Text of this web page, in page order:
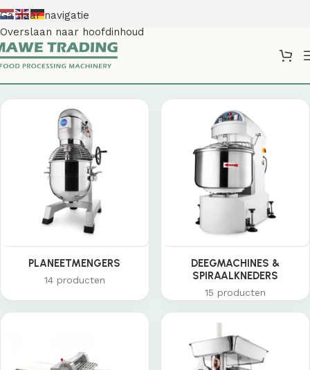
Ga naar navigatie
Overslaan naar hoofdinhoud
PLANEETMENGERS
14 producten
DEEGMACHINES &
SPIRAALKNEDERS
15 producten